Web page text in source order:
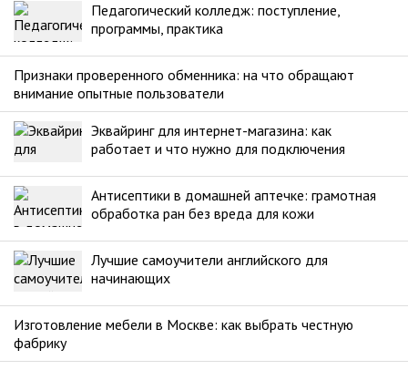
Педагогический колледж: поступление,
программы, практика
Признаки проверенного обменника: на что обращают
внимание опытные пользователи
Эквайринг для интернет-магазина: как
работает и что нужно для подключения
Антисептики в домашней аптечке: грамотная
обработка ран без вреда для кожи
Лучшие самоучители английского для
начинающих
Изготовление мебели в Москве: как выбрать честную
фабрику